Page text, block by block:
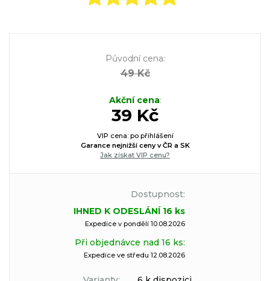
Původní cena:
49 Kč
Akční cena:
39 Kč
VIP cena: po přihlášení
Garance nejnižší ceny v ČR a SK
Jak získat VIP cenu?
Dostupnost:
IHNED K ODESLÁNÍ 16 ks
Expedice v pondělí 10.08.2026
Při objednávce nad 16 ks:
Expedice ve středu 12.08.2026